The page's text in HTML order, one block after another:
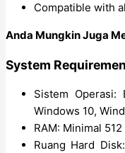
Compatible with
Anda Mungkin Juga
System
Sistem
Windows 10,
RAM: Minimal
Ruang Hard